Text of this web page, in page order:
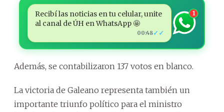
Recibí las noticias en tu celular, unite
al canal de ÚH en WhatsApp 🤩
00:48✓✓
1
Además, se contabilizaron 137 votos en blanco.
La victoria de Galeano representa también un
importante triunfo político para el ministro